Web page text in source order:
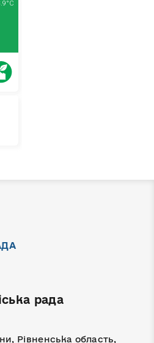
рада
Рівненська область,